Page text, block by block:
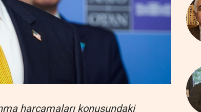
harcamaları konusundaki